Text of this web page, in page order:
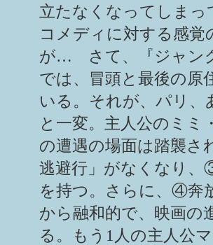
立たなくなってしま
コメディに対する感
が… さて、『ジャン
では、冒頭と最後の原
いる。それが、パリ
と一変。主人公のミ
の遭遇の場面は踏襲
逃避行」がなくなり
を持つ。さらに、④奔
から融和的で、映画の
る。もう1人の主人公